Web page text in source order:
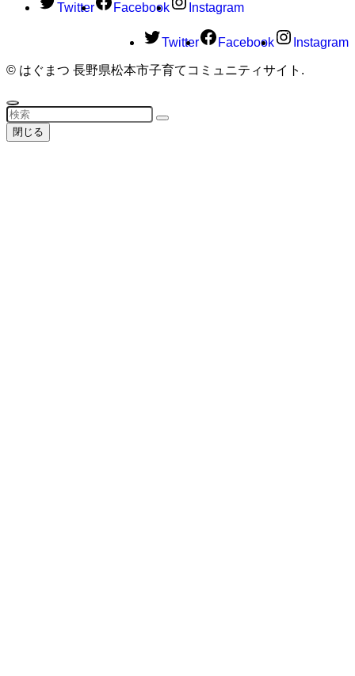
Twitter Facebook Instagram
Twitter Facebook Instagram
© はぐまつ 長野県松本市子育てコミュニティサイト.
閉じる